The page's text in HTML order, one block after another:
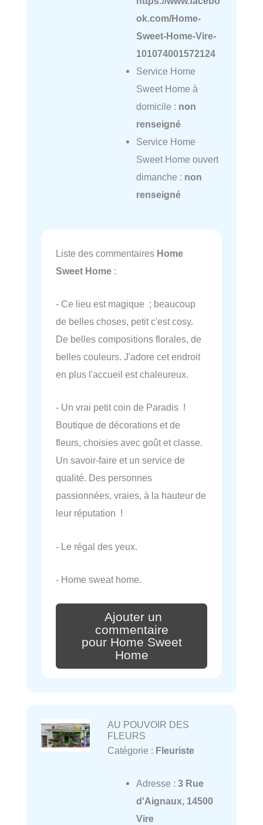
ok.com/Home-
Sweet-Home-Vire-
101074001572124
Service Home
Sweet Home à
domicile : non
renseigné
Service Home
Sweet Home ouvert
dimanche : non
renseigné
Liste des commentaires Home
Sweet Home :
- Ce lieu est magique ; beaucoup
de belles choses, petit c'est cosy.
De belles compositions florales, de
belles couleurs. J'adore cet endroit
en plus l'accueil est chaleureux.
- Un vrai petit coin de Paradis !
Boutique de décorations et de
fleurs, choisies avec goût et classe.
Un savoir-faire et un service de
qualité. Des personnes
passionnées, vraies, à la hauteur de
leur réputation !
- Le régal des yeux.
- Home sweat home.
Ajouter un
commentaire
pour Home Sweet
Home
AU POUVOIR DES
FLEURS
Catégorie : Fleuriste
Adresse : 3 Rue
d'Aignaux, 14500
Vire